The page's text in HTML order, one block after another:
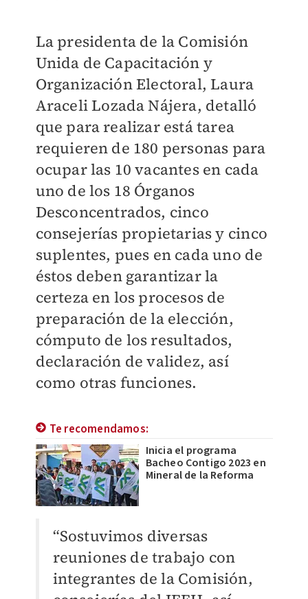
La presidenta de la Comisión
Unida de Capacitación y
Organización Electoral, Laura
Araceli Lozada Nájera, detalló
que para realizar está tarea
requieren de 180 personas para
ocupar las 10 vacantes en cada
uno de los 18 Órganos
Desconcentrados, cinco
consejerías propietarias y cinco
suplentes, pues en cada uno de
éstos deben garantizar la
certeza en los procesos de
preparación de la elección,
cómputo de los resultados,
declaración de validez, así
como otras funciones.
Te recomendamos:
Inicia el programa
Bacheo Contigo 2023 en
Mineral de la Reforma
“Sostuvimos diversas
reuniones de trabajo con
integrantes de la Comisión,